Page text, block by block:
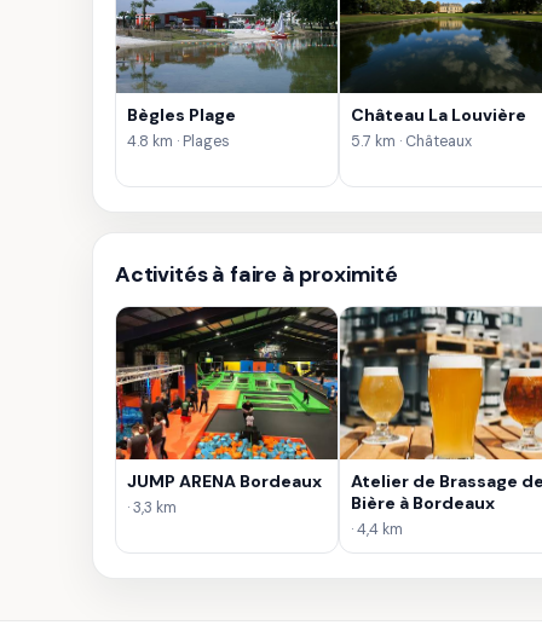
Bègles Plage
4.8 km · Plages
Château La Louvière
5.7 km · Châteaux
Activités à faire à proximité
JUMP ARENA Bordeaux
· 3,3 km
Atelier de Brassage
Bière à Bordeaux
· 4,4 km